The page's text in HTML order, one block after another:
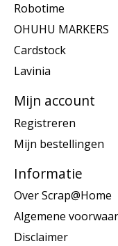
Robotime
OHUHU MARKERS
Cardstock
Lavinia
Mijn account
Registreren
Mijn bestellingen
Informatie
Over Scrap@Home
Algemene
Disclaimer